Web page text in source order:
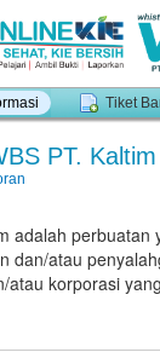
Tiket
PT.
adalah
dan/atau
atau korporasi